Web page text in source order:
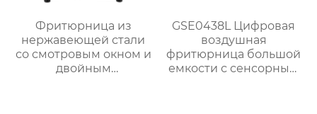
Фритюрница из
нержавеющей стали
со смотровым окном и
двойным
GSE0438L Цифровая
воздушная
фритюрница большой
емкости с сенсорным